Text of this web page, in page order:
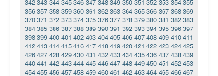
342 343 344 345 346 347 348 349 350 351 352 353 354 355
356 357 358 359 360 361 362 363 364 365 366 367 368 369
370 371 372 373 374 375 376 377 378 379 380 381 382 383
384 385 386 387 388 389 390 391 392 393 394 395 396 397
398 399 400 401 402 403 404 405 406 407 408 409 410 411
412 413 414 415 416 417 418 419 420 421 422 423 424 425
426 427 428 429 430 431 432 433 434 435 436 437 438 439
440 441 442 443 444 445 446 447 448 449 450 451 452 453
454 455 456 457 458 459 460 461 462 463 464 465 466 467